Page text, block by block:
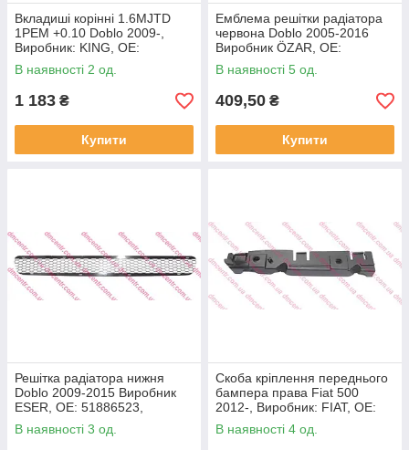
Вкладиші корінні 1.6MJTD
1РЕМ +0.10 Doblo 2009-,
Виробник: KING, OE:
71753015, 55196140,
55196015
В наявності 2 од.
1 183 ₴
Купити
Емблема решітки радіатора
червона Doblo 2005-2016
Виробник ÖZAR, OE:
51804366, 51932710, 5Y112
В наявності 5 од.
409,50 ₴
Купити
Решітка радіатора нижня
Doblo 2009-2015 Виробник
ESER, OE: 51886523,
735524743, 735498740,
ES51886523
В наявності 3 од.
Скоба кріплення переднього
бампера права Fiat 500
2012-, Виробник: FIAT, OE:
52054126, 51918618,
51786776,
В наявності 4 од.